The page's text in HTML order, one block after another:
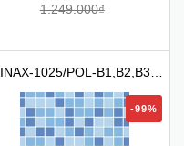
1.249.000₫
INAX-1025/POL-B1,B2,B3
-99%